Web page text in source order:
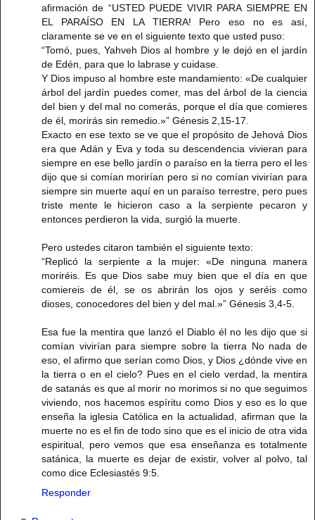
afirmación de “USTED PUEDE VIVIR PARA SIEMPRE EN
EL PARAÍSO EN LA TIERRA! Pero eso no es así,
claramente se ve en el siguiente texto que usted puso:
“Tomó, pues, Yahveh Dios al hombre y le dejó en el jardín
de Edén, para que lo labrase y cuidase.
Y Dios impuso al hombre este mandamiento: «De cualquier
árbol del jardín puedes comer, mas del árbol de la ciencia
del bien y del mal no comerás, porque el día que comieres
de él, morirás sin remedio.»” Génesis 2,15-17.
Exacto en ese texto se ve que el propósito de Jehová Dios
era que Adán y Eva y toda su descendencia vivieran para
siempre en ese bello jardín o paraíso en la tierra pero el les
dijo que si comían morirían pero si no comían vivirían para
siempre sin muerte aquí en un paraíso terrestre, pero pues
triste mente le hicieron caso a la serpiente pecaron y
entonces perdieron la vida, surgió la muerte.
Pero ustedes citaron también el siguiente texto:
“Replicó la serpiente a la mujer: «De ninguna manera
moriréis. Es que Dios sabe muy bien que el día en que
comiereis de él, se os abrirán los ojos y seréis como
dioses, conocedores del bien y del mal.»” Génesis 3,4-5.
Esa fue la mentira que lanzó el Diablo él no les dijo que si
comían vivirían para siempre sobre la tierra No nada de
eso, el afirmo que serían como Dios, y Dios ¿dónde vive en
la tierra o en el cielo? Pues en el cielo verdad, la mentira
de satanás es que al morir no morimos si no que seguimos
viviendo, nos hacemos espíritu como Dios y eso es lo que
enseña la iglesia Católica en la actualidad, afirman que la
muerte no es el fin de todo sino que es el inicio de otra vida
espiritual, pero vemos que esa enseñanza es totalmente
satánica, la muerte es dejar de existir, volver al polvo, tal
como dice Eclesiastés 9:5.
Responder